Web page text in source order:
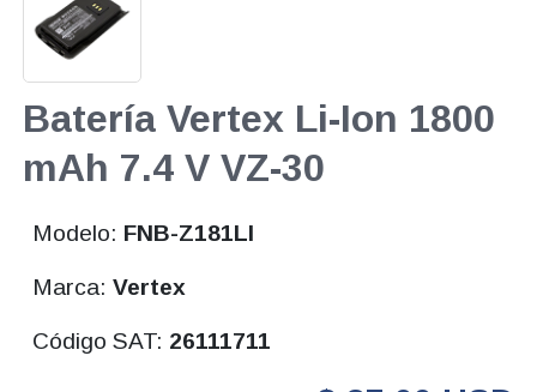
Batería Vertex Li-Ion 1800
mAh 7.4 V VZ-30
Modelo: FNB-Z181LI
Marca:Vertex
Código SAT: 26111711